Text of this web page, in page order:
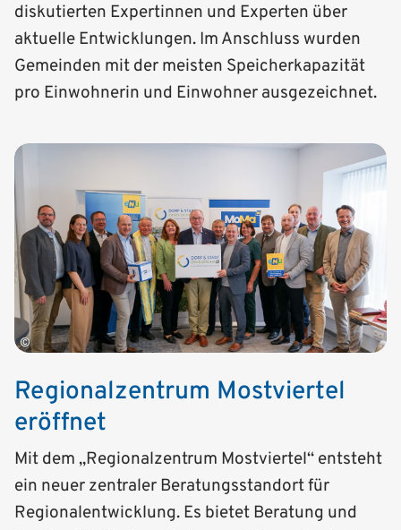
diskutierten Expertinnen und Experten über
aktuelle Entwicklungen. Im Anschluss wurden
Gemeinden mit der meisten Speicherkapazität
pro Einwohnerin und Einwohner ausgezeichnet.
©
Regionalzentrum Mostviertel
eröffnet
Mit dem „Regionalzentrum Mostviertel“ entsteht
ein neuer zentraler Beratungsstandort für
Regionalentwicklung. Es bietet Beratung und